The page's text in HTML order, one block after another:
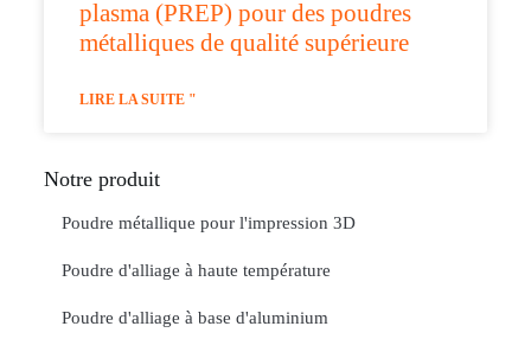
plasma (PREP) pour des poudres
métalliques de qualité supérieure
LIRE LA SUITE "
Notre produit
Poudre métallique pour l'impression 3D
Poudre d'alliage à haute température
Poudre d'alliage à base d'aluminium